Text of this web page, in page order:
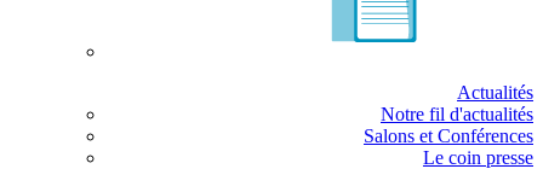
Actualités
Notre fil d'actualités
Salons et Conférences
Le coin presse